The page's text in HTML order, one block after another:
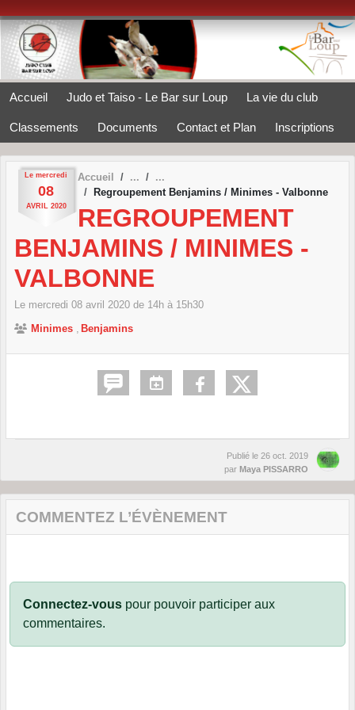
Accueil Judo et Taiso - Le Bar sur Loup La vie du club
Classements Documents Contact et Plan Inscriptions
Le mercredi
08
AVRIL 2020
Accueil
Regroupement Benjamins / Minimes - Valbonne
REGROUPEMENT
BENJAMINS / MINIMES -
VALBONNE
Le mercredi 08 avril 2020 de 14h à 15h30
Minimes
Benjamins
Publié le 26 oct. 2019
par Maya PISSARRO
COMMENTEZ L’ÉVÈNEMENT
Connectez-vous pour pouvoir participer aux
commentaires.